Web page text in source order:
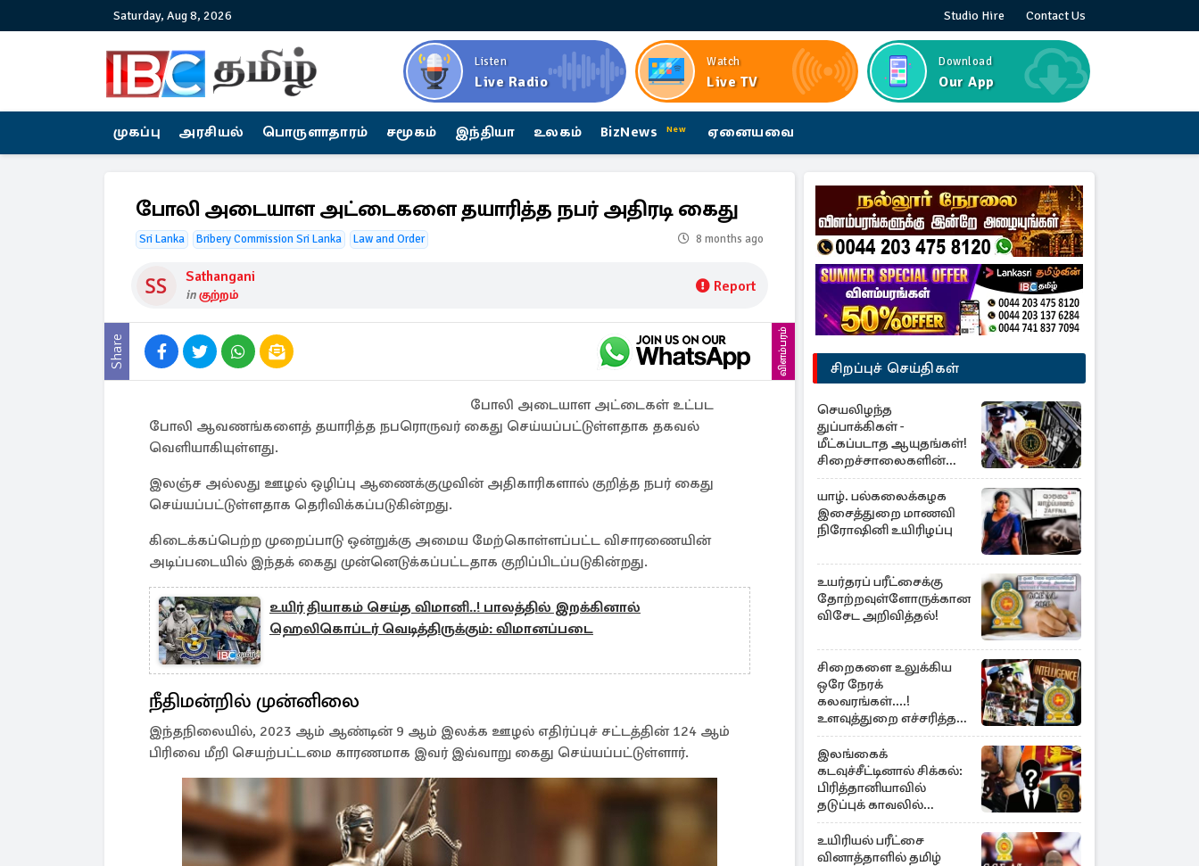
Saturday, Aug 8, 2026 Studio Hire Contact Us
Listen
Live Radio
Watch
Live TV
Download
Our App
முகப்பு அரசியல் பொருளாதாரம் சமூகம் இந்தியா உலகம் BizNews New ஏனையவை
போலி அடையாள அட்டைகளை தயாரித்த நபர் அதிரடி கைது
Sri Lanka Bribery Commission Sri Lanka Law and Order 8 months ago
Sathangani
inகுற்றம் Report
Share விளம்பரம்
போலி அடையாள அட்டைகள் உட்பட
போலி ஆவணங்களைத் தயாரித்த நபரொருவர் கைது செய்யப்பட்டுள்ளதாக தகவல்
வெளியாகியுள்ளது.
இலஞ்ச அல்லது ஊழல் ஒழிப்பு ஆணைக்குழுவின் அதிகாரிகளால் குறித்த நபர் கைது
செய்யப்பட்டுள்ளதாக தெரிவிக்கப்படுகின்றது.
கிடைக்கப்பெற்ற முறைப்பாடு ஒன்றுக்கு அமைய மேற்கொள்ளப்பட்ட விசாரணையின்
அடிப்படையில் இந்தக் கைது முன்னெடுக்கப்பட்டதாக குறிப்பிடப்படுகின்றது.
உயிர் தியாகம் செய்த விமானி..! பாலத்தில் இறக்கினால்
ஹெலிகொப்டர் வெடித்திருக்கும்: விமானப்படை
நீதிமன்றில் முன்னிலை
இந்தநிலையில், 2023 ஆம் ஆண்டின் 9 ஆம் இலக்க ஊழல் எதிர்ப்புச் சட்டத்தின் 124 ஆம்
பிரிவை மீறி செயற்பட்டமை காரணமாக இவர் இவ்வாறு கைது செய்யப்பட்டுள்ளார்.
சிறப்புச் செய்திகள்
செயலிழந்த
துப்பாக்கிகள் -
மீட்கப்படாத ஆயுதங்கள்!
சிறைச்சாலைகளின்
பாதுகாப்பில் பாரிய
அச்சுறுத்தல்
யாழ். பல்கலைக்கழக
இசைத்துறை மாணவி
நிரோஷினி உயிரிழப்பு
உயர்தரப் பரீட்சைக்கு
தோற்றவுள்ளோருக்கான
விசேட அறிவித்தல்!
சிறைகளை உலுக்கிய
ஒரே நேரக்
கலவரங்கள்....!
உளவுத்துறை எச்சரித்த
பாரிய சதி அம்பலம்
இலங்கைக்
கடவுச்சீட்டினால் சிக்கல்:
பிரித்தானியாவில்
தடுப்புக் காவலில்
முன்னாள் எம்.பி!
உயிரியல் பரீட்சை
வினாத்தாளில் தமிழ்